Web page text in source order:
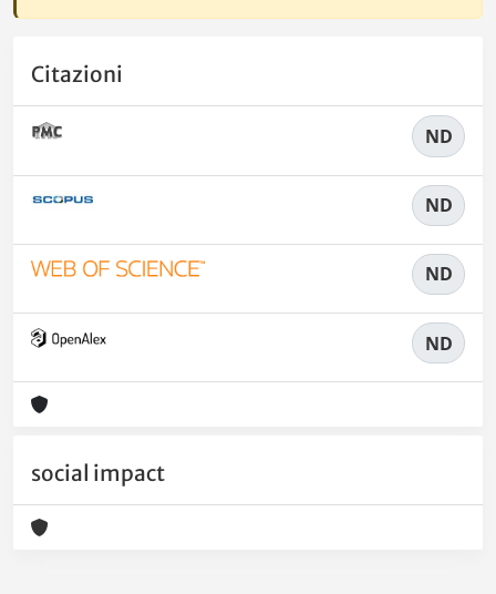
Citazioni
ND
ND
ND
ND
social impact